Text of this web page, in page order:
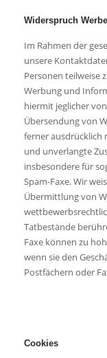
Widerspruch
Im Rahmen der
unsere
Personen teilweise
Werbung und
hiermit jeglicher
Übersendung von
ferner ausdrücklich
und unverlangte
insbesondere für
Spam-Faxe. Wir
Übermittlung von
Tatbestände
Faxe können zu
wenn sie den
Postfächern oder
Cookies